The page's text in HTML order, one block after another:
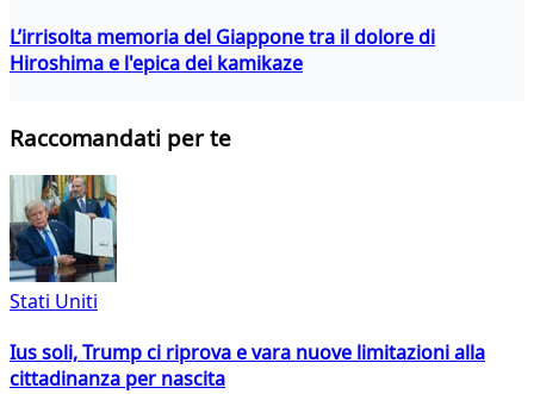
L’irrisolta memoria del Giappone tra il dolore di
Hiroshima e l'epica dei kamikaze
Raccomandati per te
Stati Uniti
Ius soli, Trump ci riprova e vara nuove limitazioni alla
cittadinanza per nascita